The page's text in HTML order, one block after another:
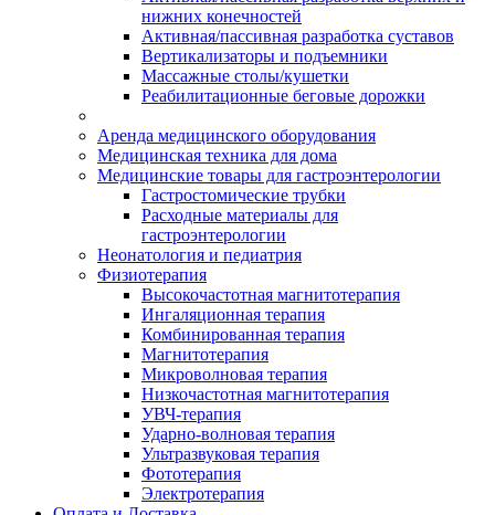
нижних конечностей
Активная/пассивная разработка суставов
Вертикализаторы и подъемники
Массажные столы/кушетки
Реабилитационные беговые дорожки
Аренда медицинского оборудования
Медицинская техника для дома
Медицинские товары для гастроэнтерологии
Гастростомические трубки
Расходные материалы для
гастроэнтерологии
Неонатология и педиатрия
Физиотерапия
Высокочастотная магнитотерапия
Ингаляционная терапия
Комбинированная терапия
Магнитотерапия
Микроволновая терапия
Низкочастотная магнитотерапия
УВЧ-терапия
Ударно-волновая терапия
Ультразвуковая терапия
Фототерапия
Электротерапия